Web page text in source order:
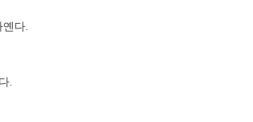
옌다.
.